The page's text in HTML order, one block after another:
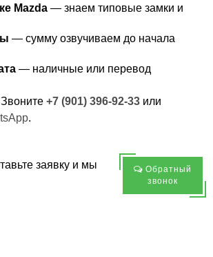
Mazda — знаем типовые замки и
— сумму озвучиваем до начала
— наличные или перевод
+7 (901) 396-92-33 или
.
заявку и мы
Обратный
звонок